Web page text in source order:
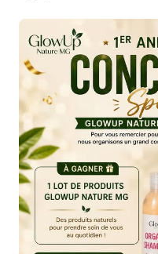
Virághabos Dekor